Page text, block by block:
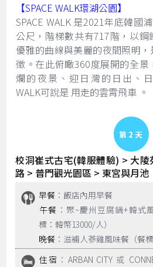
【SPACE WALK環湖公園】
SPACE WALK 是2021年底韓國
公尺，階梯數共有717階，以
優雅的曲線與美麗的夜間照明
徵。在此俯瞰360度展開的全
爛的夜景、迎日灣的日出、
WALK可說是 用走的雲霄飛車 。
Day 2
校洞崔式古宅(韓服體驗) > 大
路 > 普門觀光園區 > 東宮與月池
早餐 ：飯店內用早餐
午餐 ：聚~慶州豆腐鍋+韓式
標：韓幣13000/人）
晚餐 ：滋補人蔘雞風味餐（餐
住宿 ：ARBAN CITY 或